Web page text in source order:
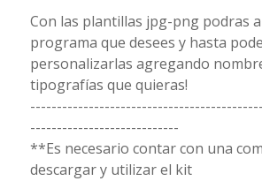
Con las plantillas jpg-png podras
programa que desees y hasta
personalizarlas agregando
tipografías que quieras!
----------------------------
**Es necesario contar con una
descargar y utilizar el kit